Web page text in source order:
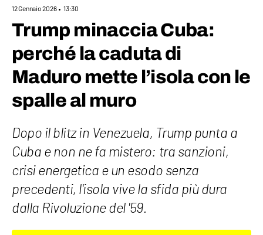
12 Gennaio 2026 13:30
Trump minaccia Cuba:
perché la caduta di
Maduro mette l’isola con le
spalle al muro
Dopo il blitz in Venezuela, Trump punta a
Cuba e non ne fa mistero: tra sanzioni,
crisi energetica e un esodo senza
precedenti, l'isola vive la sfida più dura
dalla Rivoluzione del '59.